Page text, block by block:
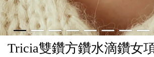
Tricia雙鑽方鑽水滴鑽女